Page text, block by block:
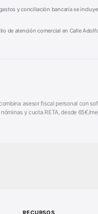
y conciliación bancaria se
de atención comercial en Calle
asesor fiscal personal con
y cuota RETA, desde 65€/
RegistralRECURSOS